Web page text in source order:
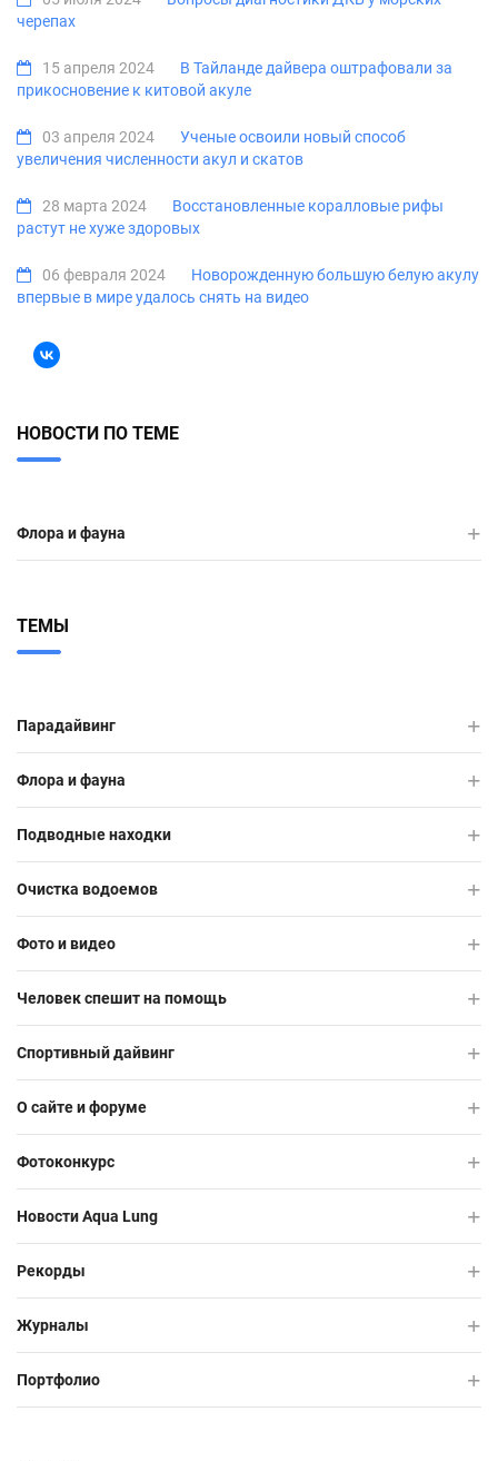
черепах
15 апреля 2024
В Тайланде дайвера оштрафовали за
прикосновение к китовой акуле
03 апреля 2024
Ученые освоили новый способ
увеличения численности акул и скатов
28 марта 2024
Восстановленные коралловые рифы
растут не хуже здоровых
06 февраля 2024
Новорожденную большую белую акулу
впервые в мире удалось снять на видео
НОВОСТИ ПО ТЕМЕ
Флора и фауна
ТЕМЫ
Парадайвинг
Флора и фауна
Подводные находки
Очистка водоемов
Фото и видео
Человек спешит на помощь
Спортивный дайвинг
О сайте и форуме
Фотоконкурс
Новости Aqua Lung
Рекорды
Журналы
Портфолио